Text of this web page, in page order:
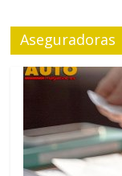
Aseguradoras